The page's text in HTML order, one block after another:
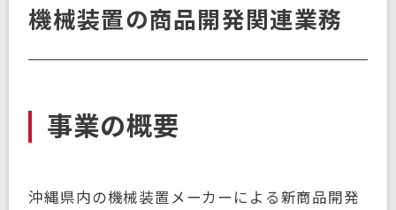
機械装置の商品開発関連業務
事業の概要
沖縄県内の機械装置メーカーによる新商品開発